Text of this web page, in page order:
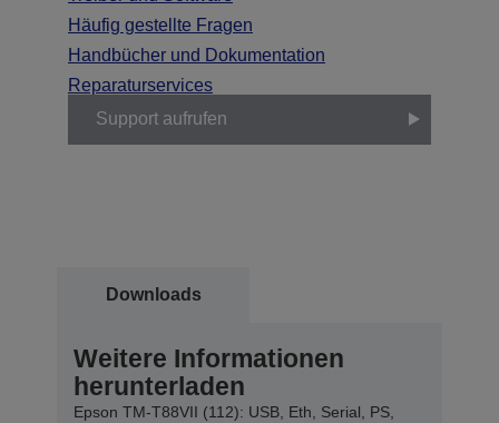
Häufig gestellte Fragen
Handbücher und Dokumentation
Reparaturservices
Support aufrufen
Downloads
Weitere Informationen
herunterladen
Epson TM-T88VII (112): USB, Eth, Serial, PS,